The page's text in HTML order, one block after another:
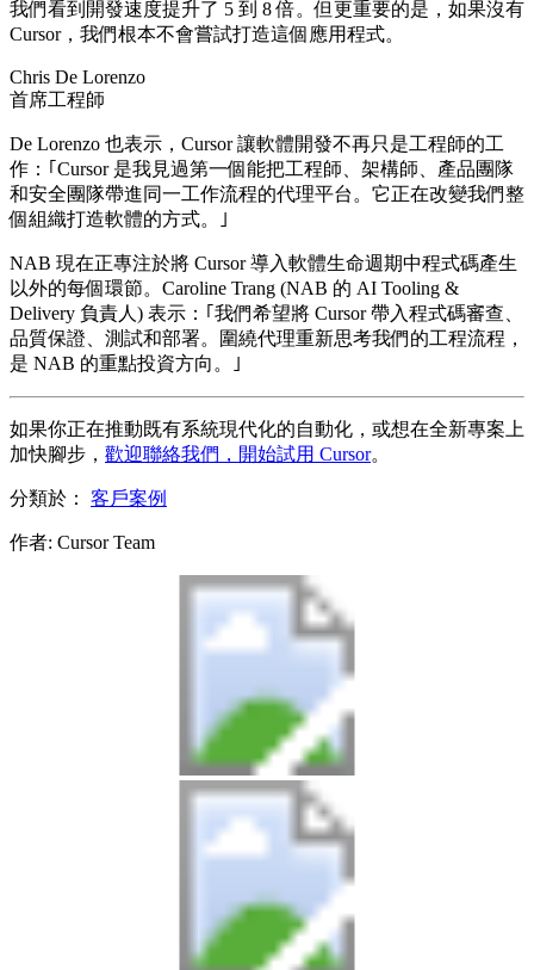
我們看到開發速度提升了 5 到 8 倍。但更重要的是，如果沒有
Cursor，我們根本不會嘗試打造這個應用程式。
Chris De Lorenzo
首席工程師
De Lorenzo 也表示，Cursor 讓軟體開發不再只是工程師的工
作：｢Cursor 是我見過第一個能把工程師、架構師、產品團隊
和安全團隊帶進同一工作流程的代理平台。它正在改變我們整
個組織打造軟體的方式。｣
NAB 現在正專注於將 Cursor 導入軟體生命週期中程式碼產生
以外的每個環節。Caroline Trang (NAB 的 AI Tooling &
Delivery 負責人) 表示：｢我們希望將 Cursor 帶入程式碼審查、
品質保證、測試和部署。圍繞代理重新思考我們的工程流程，
是 NAB 的重點投資方向。｣
如果你正在推動既有系統現代化的自動化，或想在全新專案上
加快腳步， 歡迎聯絡我們，開始試用 Cursor。
分類於： 客戶案例
作者: Cursor Team